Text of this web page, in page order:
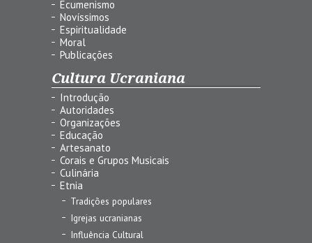
Ecumenismo
Novíssimos
Espiritualidade
Moral
Publicações
Cultura Ucraniana
Introdução
Autoridades
Organizações
Educação
Artesanato
Corais e Grupos Musicais
Culinária
Etnia
Tradições populares
Igrejas ucranianas
Influência Cultural